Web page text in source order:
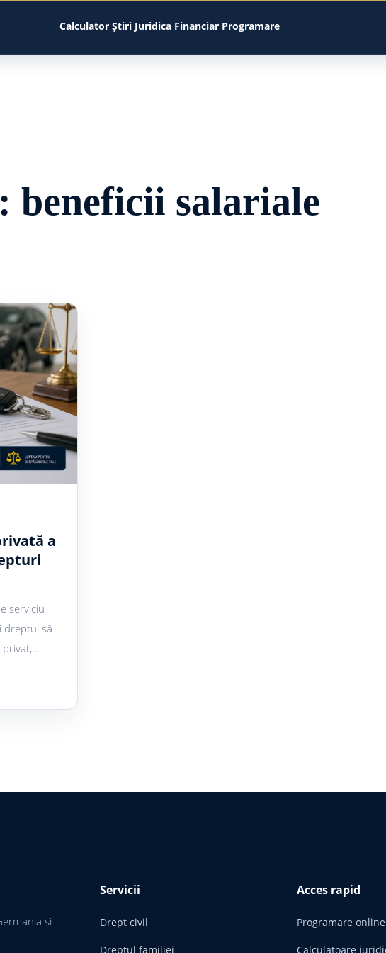
Calculator Știri Juridica Financiar Programare
beneficii salariale
a
serviciu
dreptul să
privat,…
și
Servicii
Drept civil
Dreptul familiei
Acces rapid
Programare online
Calculatoare